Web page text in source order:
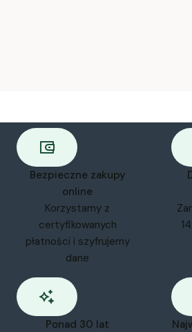
Bezpieczne zakupy
online
Korzystamy z
certyfikowanych
płatności i szyfrujemy
dane
Ponad 30 lat